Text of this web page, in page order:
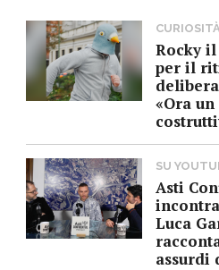
CURIOSITÀ
Rocky
per il
«Ora
SU
Asti
Luca
assurdi